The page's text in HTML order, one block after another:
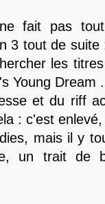
fait pas
3 tout de
les
Young Dream .
et du riff
: c'est
mais il y
un trait de